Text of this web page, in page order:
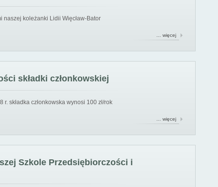
koleżanki Lidii Więcław-Bator
… więcej
składki członkowskiej
składka członkowska wynosi 100 zł/rok
… więcej
Szkole Przedsiębiorczości i